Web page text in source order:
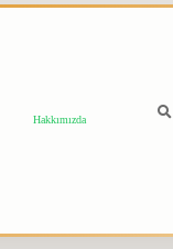
Hakkımızda